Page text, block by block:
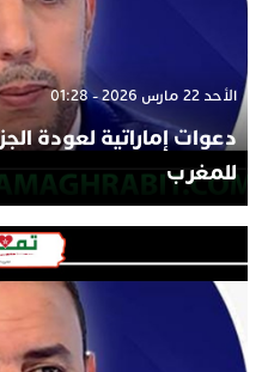
الأحد 22 مارس 2026 - 01:28
دعوات إماراتية لعودة
للمغرب